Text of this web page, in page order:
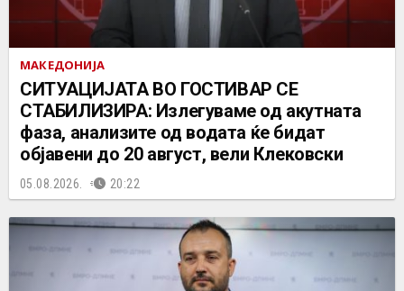
МАКЕДОНИЈА
СИТУАЦИЈАТА ВО ГОСТИВАР СЕ
СТАБИЛИЗИРА: Излегуваме од акутната
фаза, анализите од водата ќе бидат
објавени до 20 август, вели Клековски
05.08.2026. 20:22